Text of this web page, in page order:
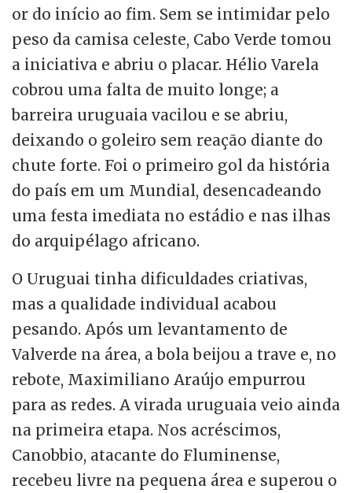
or do início ao fim. Sem se intimidar pelo
peso da camisa celeste, Cabo Verde tomou
a iniciativa e abriu o placar. Hélio Varela
cobrou uma falta de muito longe; a
barreira uruguaia vacilou e se abriu,
deixando o goleiro sem reação diante do
chute forte. Foi o primeiro gol da história
do país em um Mundial, desencadeando
uma festa imediata no estádio e nas ilhas
do arquipélago africano.
O Uruguai tinha dificuldades criativas,
mas a qualidade individual acabou
pesando. Após um levantamento de
Valverde na área, a bola beijou a trave e, no
rebote, Maximiliano Araújo empurrou
para as redes. A virada uruguaia veio ainda
na primeira etapa. Nos acréscimos,
Canobbio, atacante do Fluminense,
recebeu livre na pequena área e superou o